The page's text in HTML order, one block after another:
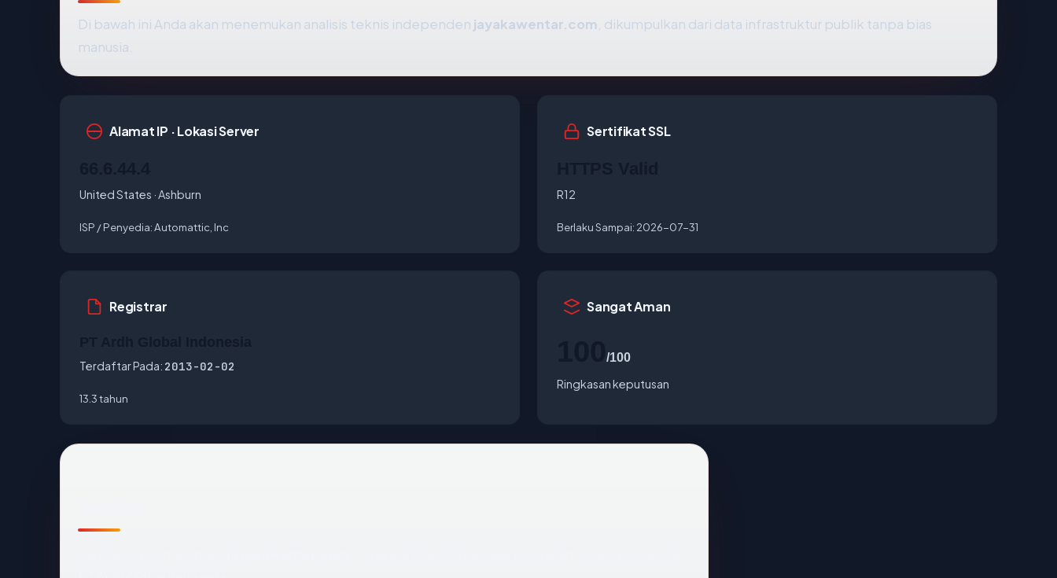
Di bawah ini Anda akan menemukan analisis teknis independen jayakawentar.com , dikumpulkan dari data infrastruktur publik tanpa bias
manusia.
Alamat IP · Lokasi Server
United States · Ashburn
ISP / Penyedia:Automattic, Inc
Sertifikat SSL
R12
Berlaku Sampai: 2026-07-31
Registrar
Terdaftar Pada: 2013-02-02
13.3 tahun
Sangat Aman
/100
Ringkasan keputusan